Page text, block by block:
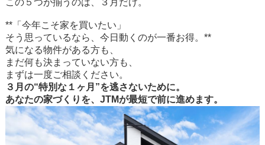
**「今年こそ家を買いたい」
そう思っているなら、今日動くのが一番お得。**
気になる物件がある方も、
まだ何も決まっていない方も、
まずは一度ご相談ください。
３月の“特別な１ヶ月”を逃さないために。
あなたの家づくりを、JTMが最短で前に進めます。